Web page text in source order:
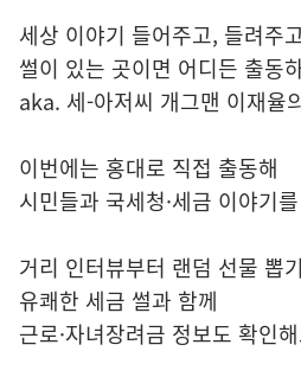
세상 이야기 들어주고, 들려주
썰이 있는 곳이면 어디든 출동
aka. 세-아저씨 개그맨 이재율
이번에는 홍대로 직접 출동해
시민들과 국세청·세금 이야기
거리 인터뷰부터 랜덤 선물 뽑
유쾌한 세금 썰과 함께
근로·자녀장려금 정보도 확인